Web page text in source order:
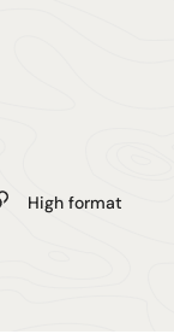
High format